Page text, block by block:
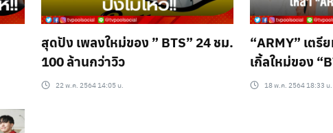
สุดปัง เพลงใหม่ของ ” BTS” 24 ชม.
100 ล้านกว่าวิว
22 พ.ค. 2564 14:05 น.
“ARMY” เต
เกิ้ลใหม่ของ
18 พ.ค. 2564 18:33 น.